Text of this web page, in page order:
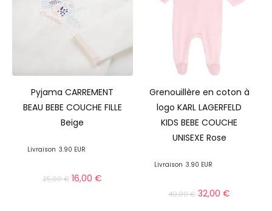
Pyjama CARREMENT
BEAU BEBE COUCHE FILLE
Beige
Livraison 3.90 EUR
25,00€ 16,00€
Grenouillère en coton à
logo KARL LAGERFELD
KIDS BEBE COUCHE
UNISEXE Rose
Livraison 3.90 EUR
49,00€ 32,00€